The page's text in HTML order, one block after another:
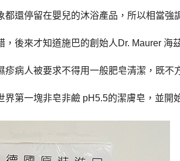
都還停留在嬰兒的沐浴產品，所以相當強
，後來才知道施巴的創始人Dr. Maurer 海
疹病人被要求不得用一般肥皂清潔，既不
界第一塊非皂非鹼 pH5.5的潔膚皂，並開